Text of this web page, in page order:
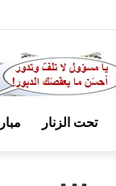
تحت الزنار